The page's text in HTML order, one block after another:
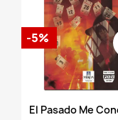
Vista
El Pasado Me
-5%